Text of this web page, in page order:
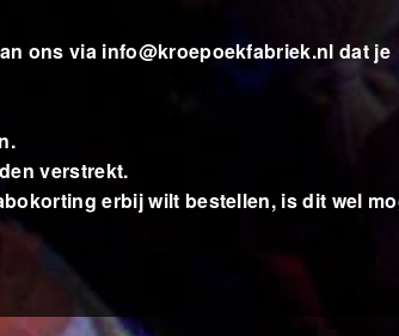
ons via info@kroepoekfabriek.nl dat je
verstrekt.
erbij wilt bestellen, is dit wel